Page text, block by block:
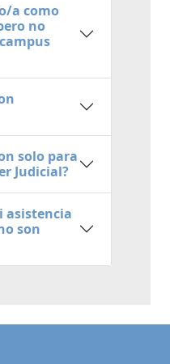
a como
no
solo para
Judicial?
asistencia
son